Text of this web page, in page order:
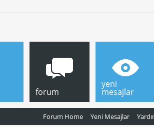
forum
Forum Home Yeni Mesajlar
yeni
mesajlar